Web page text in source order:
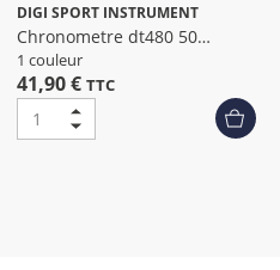
DIGI SPORT INSTRUMENT
Chronometre dt480 50
memoires
1 couleur
41,90 € TTC